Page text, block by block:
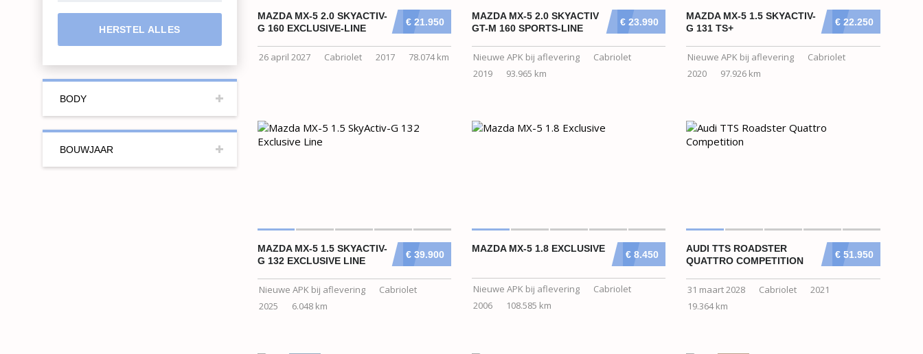
HERSTEL ALLES
BODY
BOUWJAAR
€ 21.950
MAZDA MX-5 2.0 SKYACTIV-
G 160 EXCLUSIVE-LINE
26 april 2027 Cabriolet 2017 78.074 km
€ 23.990
MAZDA MX-5 2.0 SKYACTIV
GT-M 160 SPORTS-LINE
Nieuwe APK bij aflevering
Cabriolet
2019
93.965 km
€ 22.250
MAZDA MX-5 1.5 SKYACTIV-
G 131 TS+
Nieuwe APK bij aflevering
Cabriolet
2020
97.926 km
€ 39.900
MAZDA MX-5 1.5 SKYACTIV-
G 132 EXCLUSIVE LINE
Nieuwe APK bij aflevering
Cabriolet
2025
6.048 km
€ 8.450
MAZDA MX-5 1.8 EXCLUSIVE
Nieuwe APK bij aflevering
Cabriolet
2006
108.585 km
€ 51.950
AUDI TTS ROADSTER
QUATTRO COMPETITION
31 maart 2028 Cabriolet
2021
19.364 km